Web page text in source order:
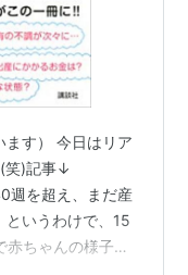
ます） 今日はリア
笑)記事↓
を超え、まだ産
というわけで、15
ちゃんの様子と